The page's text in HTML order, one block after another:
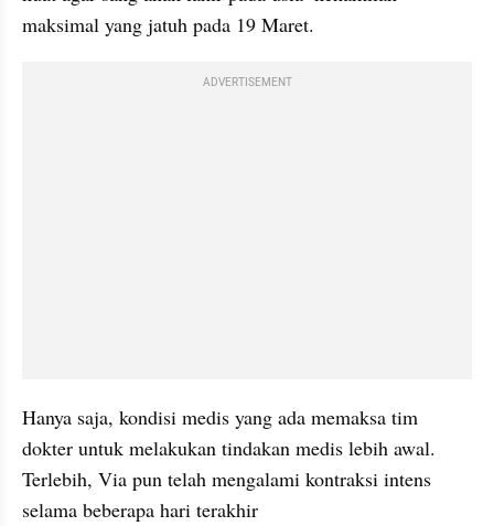
maksimal yang jatuh pada 19 Maret.
ADVERTISEMENT
Hanya saja, kondisi medis yang ada memaksa tim
dokter untuk melakukan tindakan medis lebih awal.
Terlebih, Via pun telah mengalami kontraksi intens
selama beberapa hari terakhir